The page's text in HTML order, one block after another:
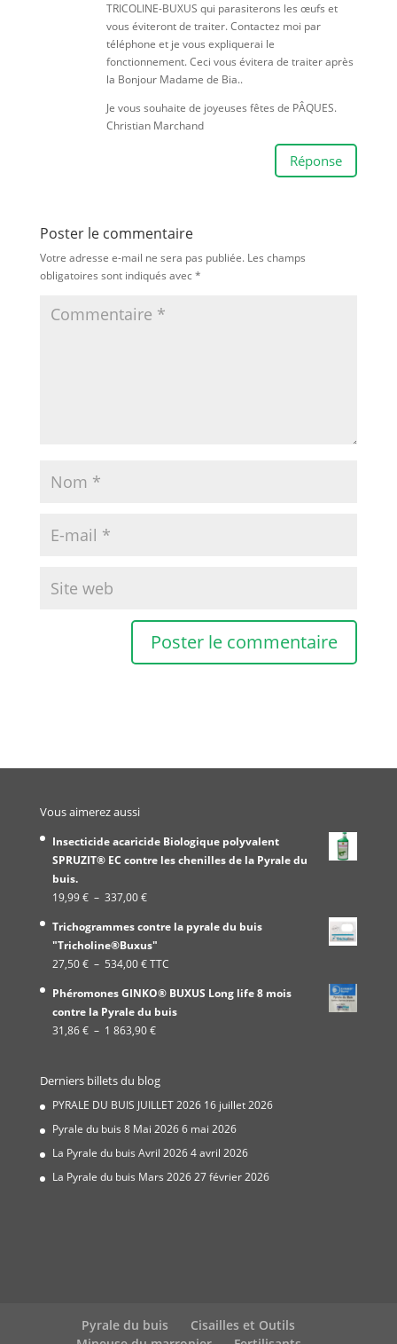
TRICOLINE-BUXUS qui parasiterons les œufs et
vous éviteront de traiter. Contactez moi par
téléphone et je vous expliquerai le
fonctionnement. Ceci vous évitera de traiter après
la Bonjour Madame de Bia..
Je vous souhaite de joyeuses fêtes de PÂQUES.
Christian Marchand
Réponse
Poster le commentaire
Votre adresse e-mail ne sera pas publiée. Les champs
obligatoires sont indiqués avec*
Vous aimerez aussi
Insecticide acaricide Biologique polyvalent
SPRUZIT® EC contre les chenilles de la Pyrale du
buis.
19,99€ – 337,00€Plage
prix :
19,99 €
à
337,00 €
Trichogrammes contre la pyrale du buis
"Tricholine®Buxus"
27,50€ – 534,00€Plage
prix :
27,50 €
à
TTC
Phéromones GINKO® BUXUS Long life 8 mois
contre la Pyrale du buis
31,86€ – 1 863,90€Plage
31,86 €
à
1
Derniers billets du blog
PYRALE DU BUIS JUILLET 2026 16 juillet 2026
Pyrale du buis 8 Mai 20266 mai 2026
La Pyrale du buis Avril 20264 avril 2026
La Pyrale du buis Mars 202627 février 2026
Pyrale du buis
Cisailles et Outils